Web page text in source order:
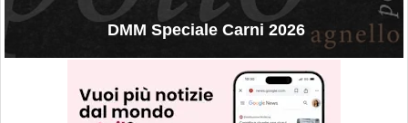
DMM Speciale Carni 2026